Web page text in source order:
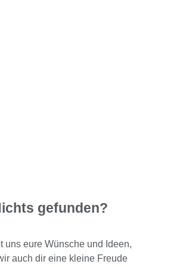
gefunden?
uns eure Wünsche und Ideen,
auch dir eine kleine Freude